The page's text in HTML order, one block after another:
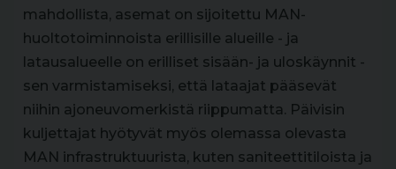
mahdollista, asemat on sijoitettu MAN-
huoltotoiminnoista erillisille alueille - ja
latausalueelle on erilliset sisään- ja uloskäynnit -
sen varmistamiseksi, että lataajat pääsevät
niihin ajoneuvomerkistä riippumatta. Päivisin
kuljettajat hyötyvät myös olemassa olevasta
MAN infrastruktuurista, kuten saniteettitiloista ja